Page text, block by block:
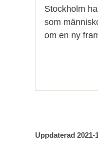
Stockholm
som
om en ny
Uppdaterad 2021-